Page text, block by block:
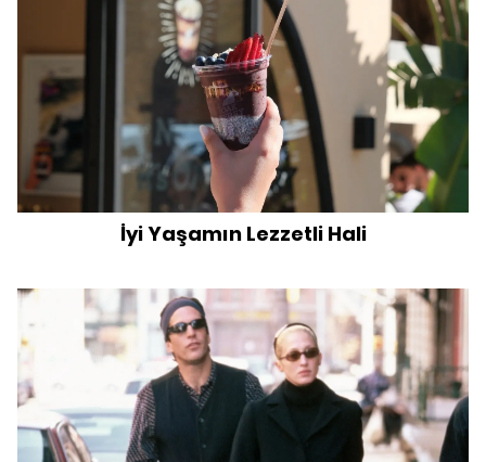
İyi Yaşamın Lezzetli Hali